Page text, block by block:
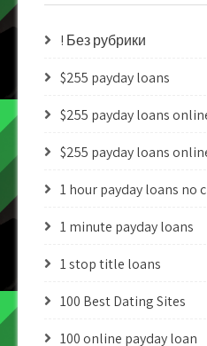
! Без рубрики
$255 payday loans
$255 payday loans
$255 payday loans
1 hour payday loans no
1 minute payday loans
1 stop title loans
100 Best Dating Sites
100 online payday loan